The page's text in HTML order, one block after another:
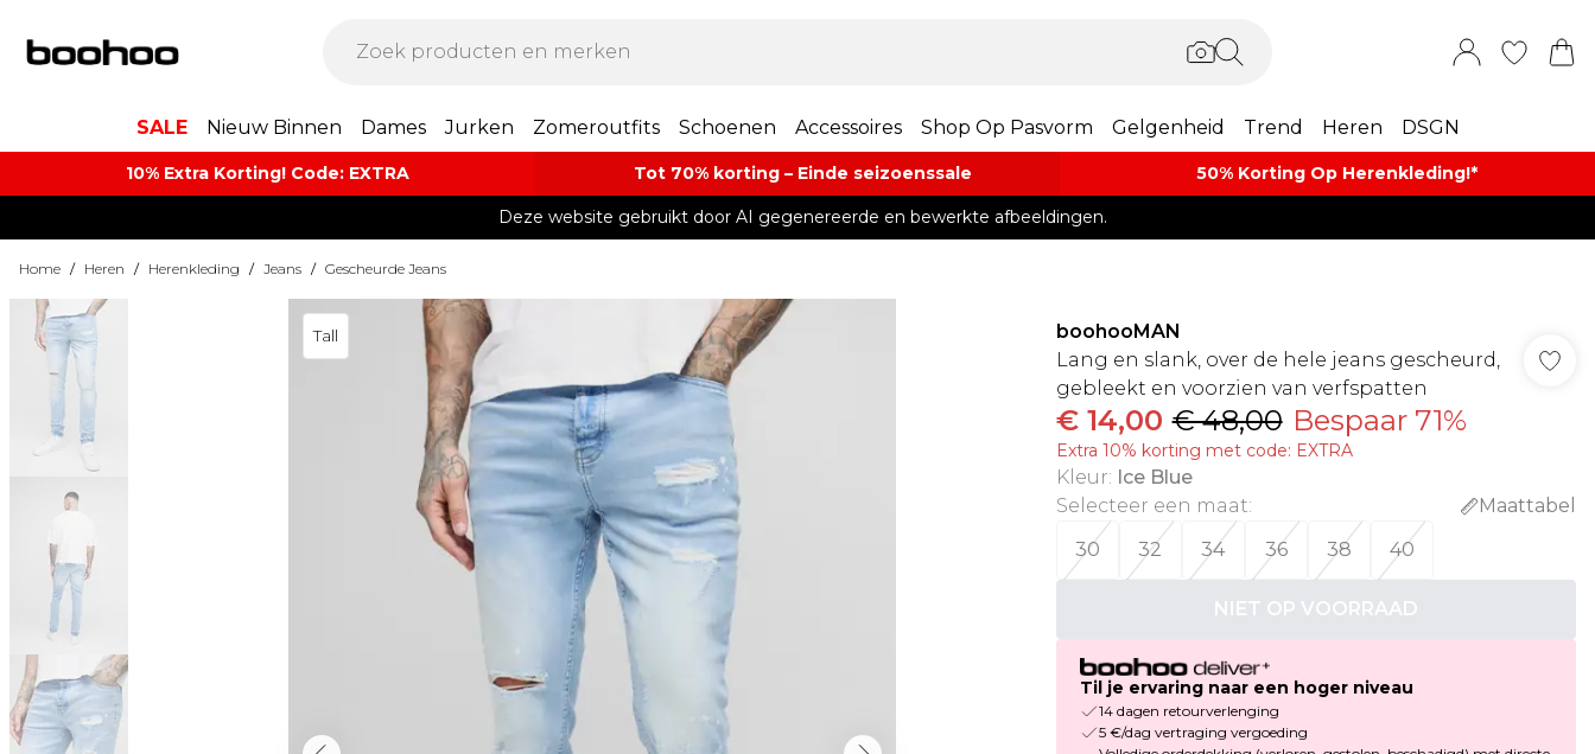
SALE Nieuw Binnen Dames Jurken Zomeroutfits Schoenen Accessoires Shop Op Pasvorm Gelgenheid Trend Heren DSGN
10% Extra Korting! Code: EXTRA​ Tot 70% korting – Einde seizoenssale 50% Korting Op Herenkleding​!*​
Deze website gebruikt door AI gegenereerde en bewerkte afbeeldingen.
Home / Heren / Herenkleding / Jeans / Gescheurde Jeans
Tall
boohooMAN
Lang en slank, over de hele jeans gescheurd,
gebleekt en voorzien van verfspatten
€ 14,00 € 48,00 Bespaar 71%
Extra 10% korting met code: EXTRA
Kleur: Ice Blue
Selecteer een maat:
Maattabel
30
32 34 36 38 40
NIET OP VOORRAAD
Til je ervaring naar een hoger niveau
14 dagen retourverlenging
5 €/dag vertraging vergoeding